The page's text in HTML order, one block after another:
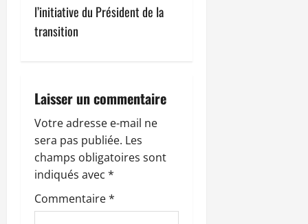
t
o
n
d
’
a
l’initiative du Président de la
transition
Laisser un commentaire
Votre adresse e-mail ne
sera pas publiée. Les
champs obligatoires sont
indiqués avec *
Commentaire*